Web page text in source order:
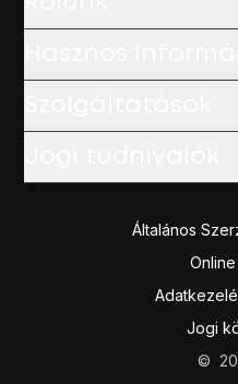
Általános
Jogi
©